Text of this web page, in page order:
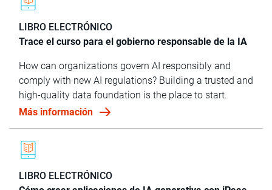
LIBRO ELECTRÓNICO
Trace el curso para el gobierno responsable de la IA
How can organizations govern AI responsibly and
comply with new AI regulations? Building a trusted and
high-quality data foundation is the place to start.
Más información
LIBRO ELECTRÓNICO